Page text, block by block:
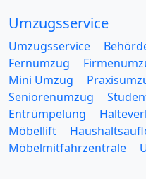
Umzugsservice
Umzugsservice
Fernumzug
Mini Umzug
Seniorenumzug
Entrümpelung
Möbellift
Möbelmitfahrzentrale